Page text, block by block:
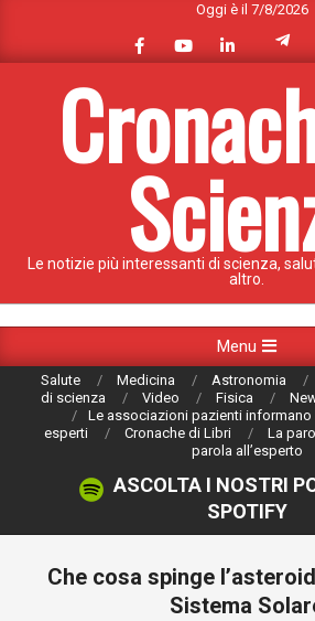
content
Oggi è il 7/8/2026
Le notizie più interessanti di scienza,
altro.
Navigation
Menu
Salute Medicina Astronomia
di scienza
Video Fisica
Le associazioni pazienti informano
esperti
Cronache di Libri La
parola all’esperto
ASCOLTA I NOSTRI
SPOTIFY
Che cosa spinge
Sistema